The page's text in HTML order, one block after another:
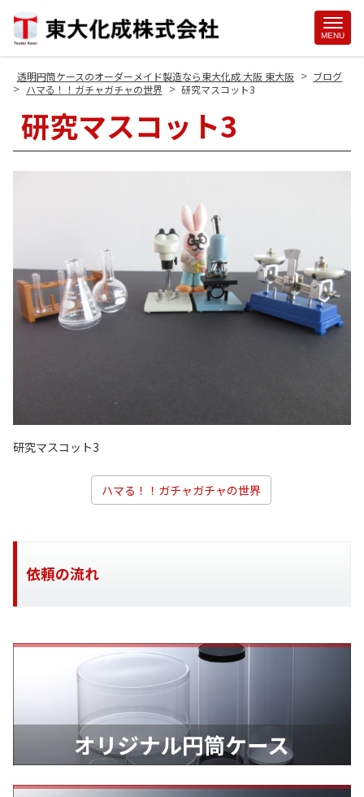
MENU
透明円筒ケースのオーダーメイド製造なら東大化成 大阪 東大阪 > ブログ
> ハマる！！ガチャガチャの世界 > 研究マスコット3
研究マスコット3
研究マスコット3
ハマる！！ガチャガチャの世界
依頼の流れ
Site
Footer